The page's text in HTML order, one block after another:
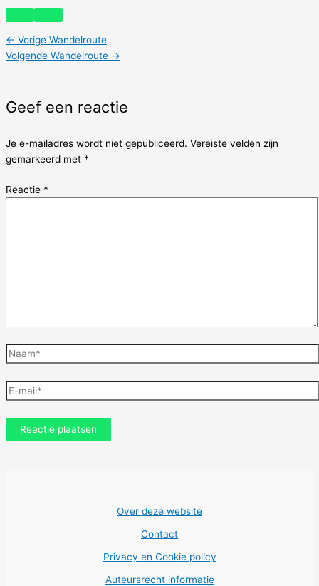
← Vorige Wandelroute
Volgende Wandelroute →
Geef een reactie
Je e-mailadres wordt niet gepubliceerd. Vereiste velden zijn
gemarkeerd met *
Reactie *
Naam*
E-
mail*
Over deze website
Contact
Privacy en Cookie policy
Auteursrecht informatie